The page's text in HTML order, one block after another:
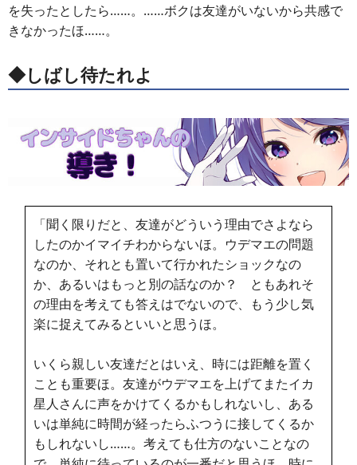
を失ったとしたら……。……ボクは友達がいないから共感で
きなかったほ……。
◆しばし待たれよ
「聞く限りだと、友達がどういう理由でさよなら
したのかイマイチわからないほ。ウデマエの問題
なのか、それとも置いて行かれたショックなの
か、あるいはもっと別の話なのか？ ともあれそ
の理由を考えても答えはでないので、もう少し気
楽に捉えてみるといいと思うほ。
いくら親しい友達だとはいえ、時には距離を置く
ことも重要ほ。友達がウデマエを上げてまたイカ
星人さんに声をかけてくるかもしれないし、ある
いは単純に時間が経ったらふつうに接してくるか
もしれないし……。考えても仕方のないことなの